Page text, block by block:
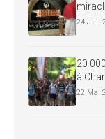
24 Juil
20
à
22 Mai